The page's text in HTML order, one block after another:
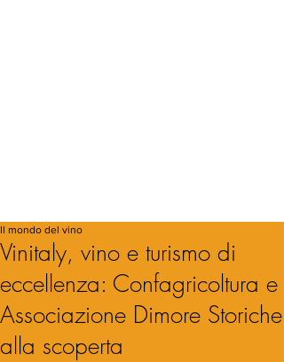
Vinitaly, vino e turismo di
eccellenza: Confagricoltura e
Associazione Dimore Storiche
alla scoperta
Il mondo del vino